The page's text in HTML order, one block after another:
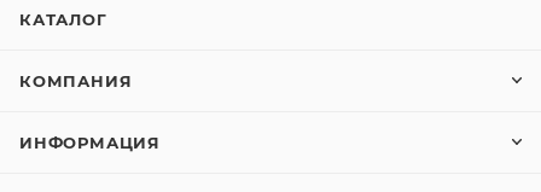
КАТАЛОГ
КОМПАНИЯ
ИНФОРМАЦИЯ